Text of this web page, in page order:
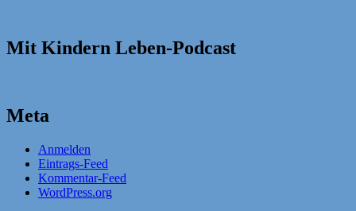
Mit Kindern Leben-Podcast
Meta
Anmelden
Eintrags-Feed
Kommentar-Feed
WordPress.org